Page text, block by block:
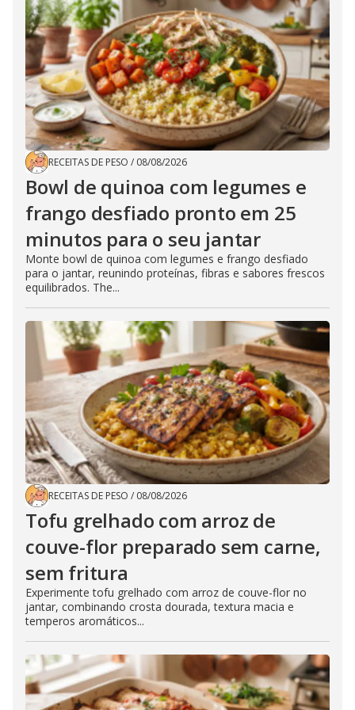
RECEITAS DE PESO / 08/08/2026
Bowl de quinoa com legumes e
frango desfiado pronto em 25
minutos para o seu jantar
Monte bowl de quinoa com legumes e frango desfiado
para o jantar, reunindo proteínas, fibras e sabores frescos
equilibrados. The...
RECEITAS DE PESO / 08/08/2026
Tofu grelhado com arroz de
couve-flor preparado sem carne,
sem fritura
Experimente tofu grelhado com arroz de couve-flor no
jantar, combinando crosta dourada, textura macia e
temperos aromáticos...